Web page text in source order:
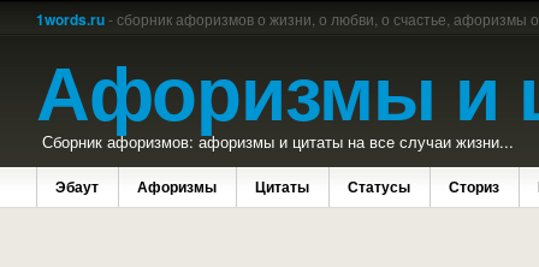
1words.ru- сборник афоризмов о жизни, о любви, о счастье,
Афоризмы и
Сборник афоризмов: афоризмы и цитаты на все случаи жизни...
Эбаут Афоризмы Цитаты Статусы Сториз